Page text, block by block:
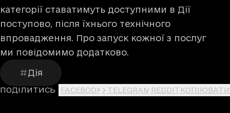
категорії ставатимуть доступними в Дії
поступово, після їхнього технічного
впровадження. Про запуск кожної з послуг
ми повідомимо додатково.
Дія
ПОДІЛИТИСЬ FACEBOOK X TELEGRAM REDDIT КОПІЮВАТИ